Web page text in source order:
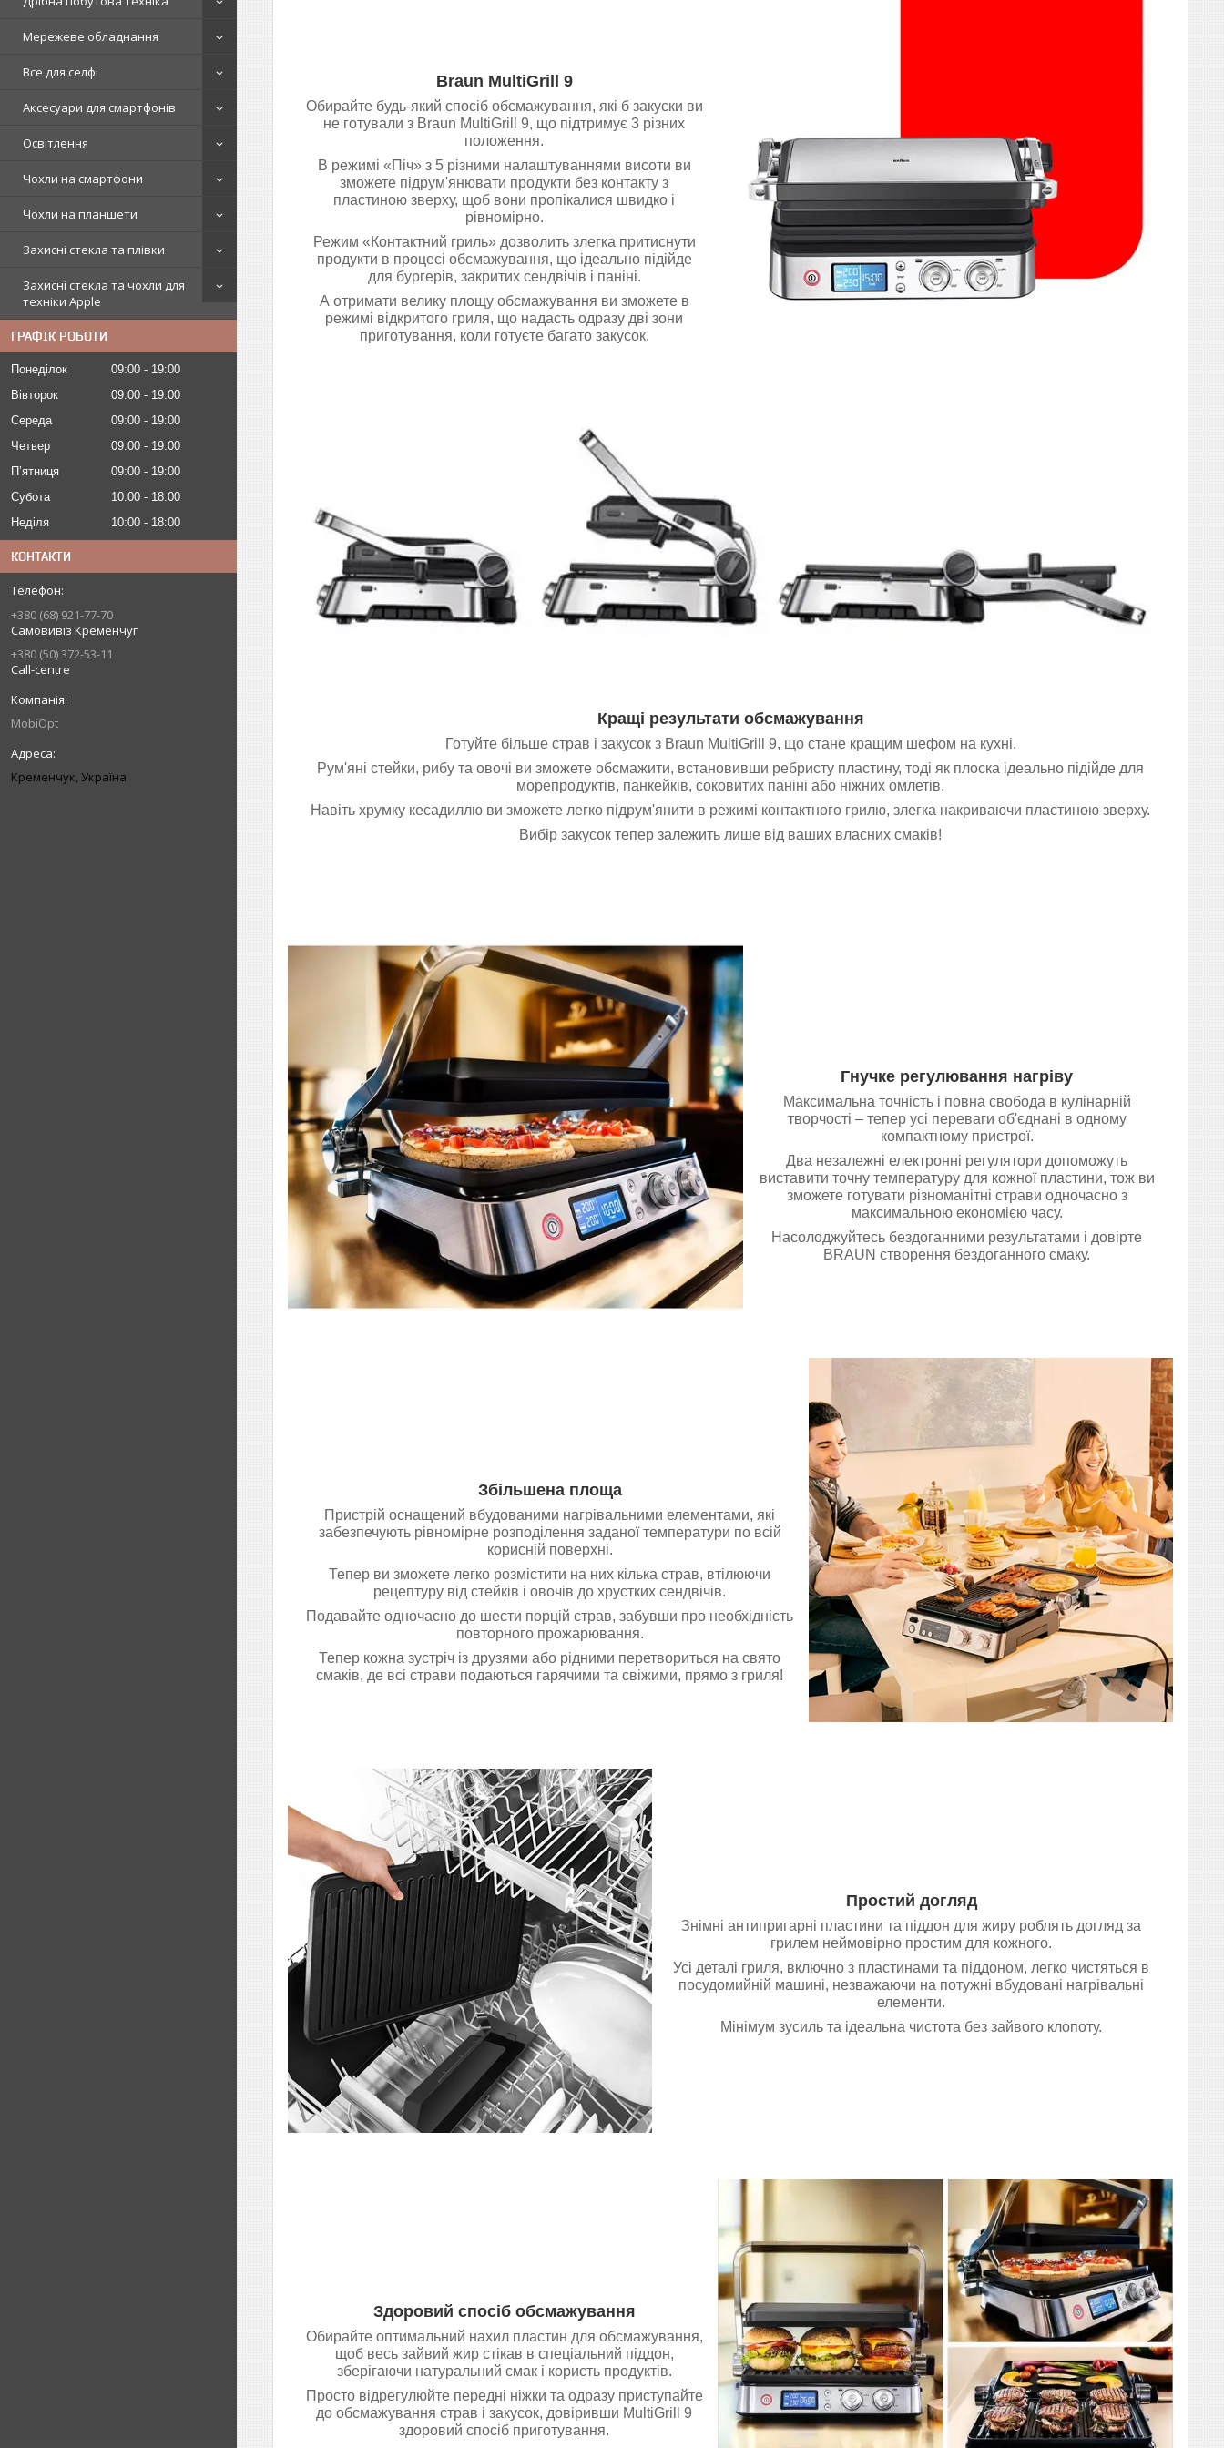
Мережеве обладнання
Все для селфі
Аксесуари для смартфонів
Освітлення
Чохли на смартфони
Чохли на планшети
Захисні стекла та плівки
Захисні стекла та чохли для
техніки Apple
ГРАФІК РОБОТИ
Понеділок 09:00
19:00
Вівторок
09:00
19:00
Середа
09:00
19:00
Четвер
09:00
19:00
Пʼятниця
09:00
19:00
Субота
10:00
18:00
Неділя
10:00 18:00
КОНТАКТИ
+380 (68) 921-77-70
Самовивіз Кременчуг
+380 (50) 372-53-11
Call-centre
MobiOpt
Кременчук, Україна
Braun MultiGrill 9
Обирайте будь-який спосіб обсмажування, які б закуски ви
не готували з Braun MultiGrill 9, що підтримує 3 різних
положення.
В режимі «Піч» з 5 різними налаштуваннями висоти ви
зможете підрум'янювати продукти без контакту з
пластиною зверху, щоб вони пропікалися швидко і
рівномірно.
Режим «Контактний гриль» дозволить злегка притиснути
продукти в процесі обсмажування, що ідеально підійде
для бургерів, закритих сендвічів і паніні.
А отримати велику площу обсмажування ви зможете в
режимі відкритого гриля, що надасть одразу дві зони
приготування, коли готуєте багато закусок.
Кращі результати обсмажування
Готуйте більше страв і закусок з Braun MultiGrill 9, що стане кращим шефом на кухні.
Рум'яні стейки, рибу та овочі ви зможете обсмажити, встановивши ребристу пластину, тоді як плоска ідеально підійде для
морепродуктів, панкейків, соковитих паніні або ніжних омлетів.
Навіть хрумку кесадиллю ви зможете легко підрум'янити в режимі контактного грилю, злегка накриваючи пластиною зверху.
Вибір закусок тепер залежить лише від ваших власних смаків!
Гнучке регулювання нагріву
Максимальна точність і повна свобода в кулінарній
творчості – тепер усі переваги об'єднані в одному
компактному пристрої.
Два незалежні електронні регулятори допоможуть
виставити точну температуру для кожної пластини, тож ви
зможете готувати різноманітні страви одночасно з
максимальною економією часу.
Насолоджуйтесь бездоганними результатами і довірте
BRAUN створення бездоганного смаку.
Збільшена площа
Пристрій оснащений вбудованими нагрівальними елементами, які
забезпечують рівномірне розподілення заданої температури по всій
корисній поверхні.
Тепер ви зможете легко розмістити на них кілька страв, втілюючи
рецептуру від стейків і овочів до хрустких сендвічів.
Подавайте одночасно до шести порцій страв, забувши про необхідність
повторного прожарювання.
Тепер кожна зустріч із друзями або рідними перетвориться на свято
смаків, де всі страви подаються гарячими та свіжими, прямо з гриля!
Простий догляд
Знімні антипригарні пластини та піддон для жиру роблять догляд за
грилем неймовірно простим для кожного.
Усі деталі гриля, включно з пластинами та піддоном, легко чистяться в
посудомийній машині, незважаючи на потужні вбудовані нагрівальні
елементи.
Мінімум зусиль та ідеальна чистота без зайвого клопоту.
Здоровий спосіб обсмажування
Обирайте оптимальний нахил пластин для обсмажування,
щоб весь зайвий жир стікав в спеціальний піддон,
зберігаючи натуральний смак і користь продуктів.
Просто відрегулюйте передні ніжки та одразу приступайте
до обсмажування страв і закусок, довіривши MultiGrill 9
здоровий спосіб приготування.